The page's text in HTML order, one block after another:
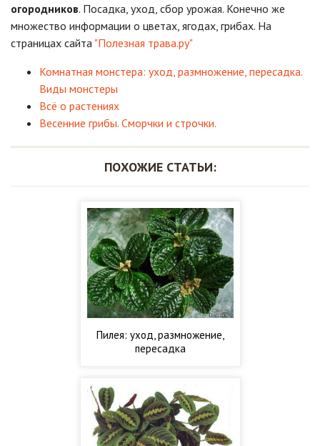
огородников. Посадка, уход, сбор урожая. Конечно же
множество информации о цветах, ягодах, грибах. На
страницах сайта "Полезная трава.ру"
Комнатная монстера: уход, размножение, пересадка.
Виды монстеры
Всё о растениях
Весенние грибы. Сморчки и строчки.
ПОХОЖИЕ СТАТЬИ:
Пилея: уход, размножение,
пересадка